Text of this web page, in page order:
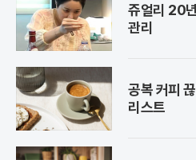
쥬얼리 20
관리
공복 커피
리스트